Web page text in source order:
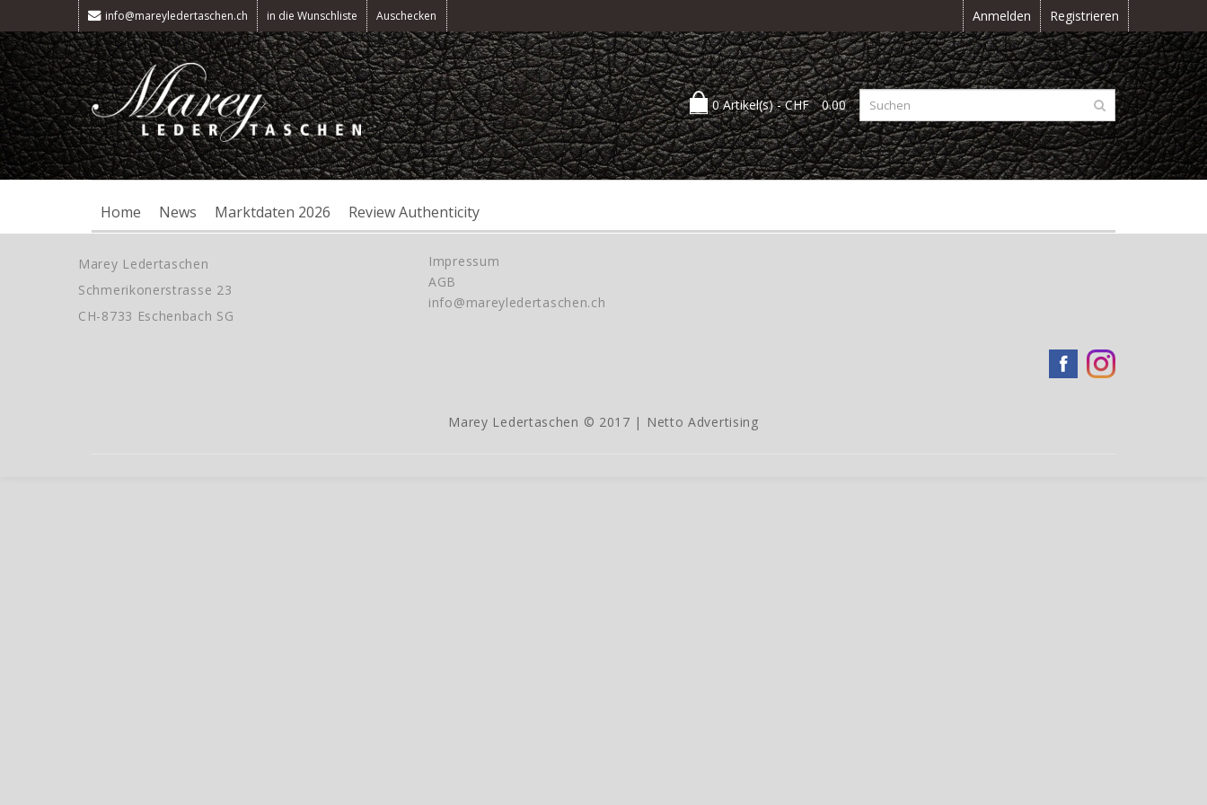
info@mareyledertaschen.ch in die Wunschliste Auschecken Anmelden Registrieren
0 Artikel(s) -CHF 0.00
Home News Marktdaten 2026 Review Authenticity
Marey Ledertaschen
Schmerikonerstrasse 23
CH-8733 Eschenbach SG
Impressum
AGB
info@mareyledertaschen.ch
Marey Ledertaschen © 2017 | Netto Advertising